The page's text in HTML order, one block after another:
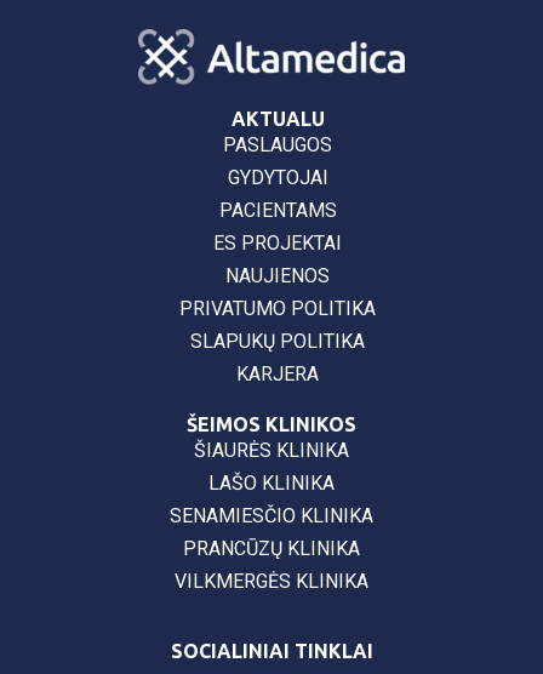
AKTUALU
PASLAUGOS
GYDYTOJAI
PACIENTAMS
ES PROJEKTAI
NAUJIENOS
PRIVATUMO POLITIKA
SLAPUKŲ POLITIKA
KARJERA
ŠEIMOS KLINIKOS
ŠIAURĖS KLINIKA
LAŠO KLINIKA
SENAMIESČIO KLINIKA
PRANCŪZŲ KLINIKA
VILKMERGĖS KLINIKA
SOCIALINIAI TINKLAI